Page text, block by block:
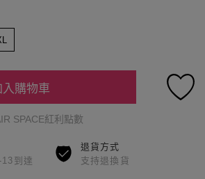
入購物車
SPACE紅利點數
到達
退貨方式
支持退換貨